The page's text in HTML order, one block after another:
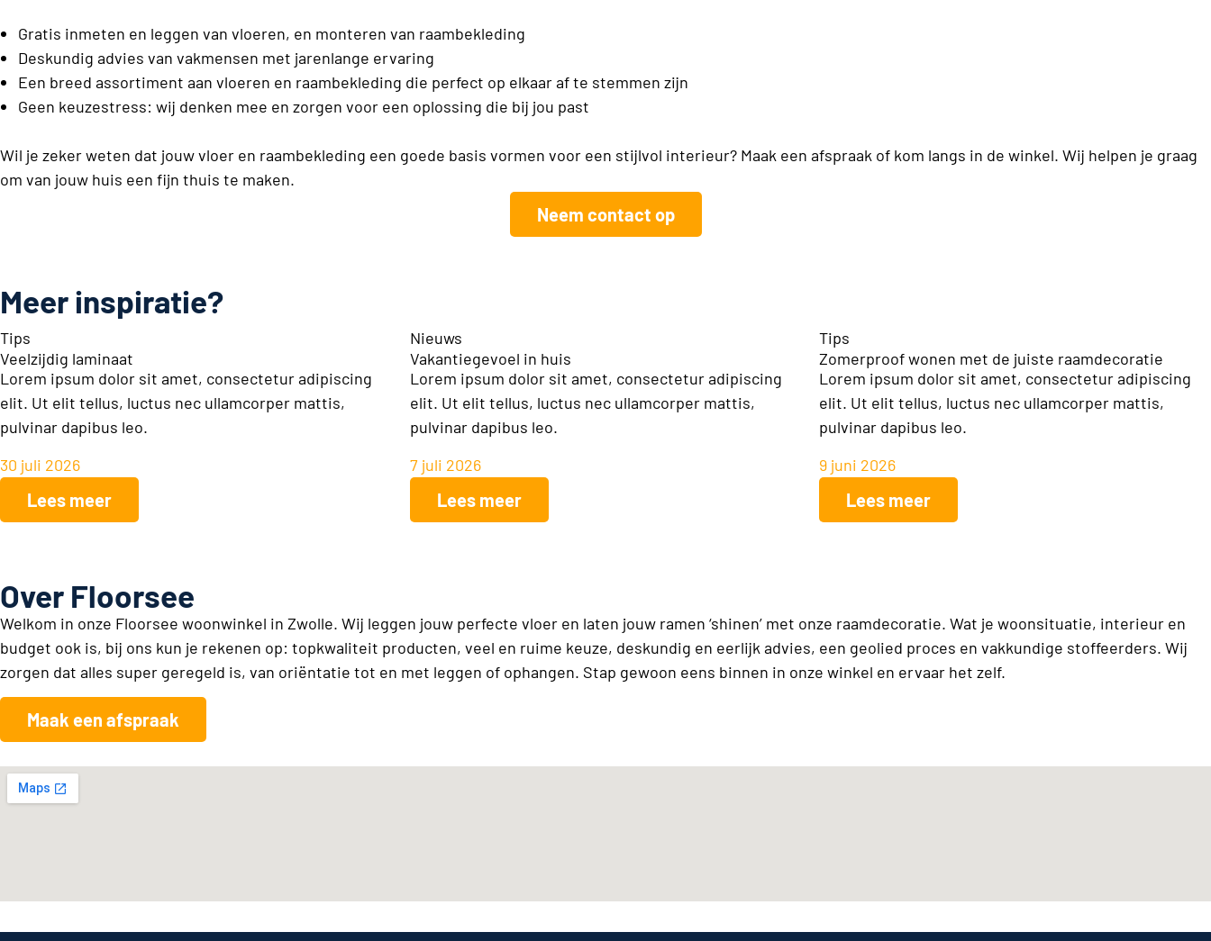
Gratis inmeten en leggen van vloeren, en monteren van raambekleding
Deskundig advies van vakmensen met jarenlange ervaring
Een breed assortiment aan vloeren en raambekleding die perfect op elkaar af te stemmen zijn
Geen keuzestress: wij denken mee en zorgen voor een oplossing die bij jou past
Wil je zeker weten dat jouw vloer en raambekleding een goede basis vormen voor een stijlvol interieur? Maak een afspraak of kom langs in de winkel. Wij helpen je graag
om van jouw huis een fijn thuis te maken.
Neem contact op
Meer inspiratie?
Tips
Veelzijdig laminaat
Lorem ipsum dolor sit amet, consectetur adipiscing
elit. Ut elit tellus, luctus nec ullamcorper mattis,
pulvinar dapibus leo.
30 juli 2026
Lees meer
Nieuws
Vakantiegevoel in huis
Lorem ipsum dolor sit amet, consectetur adipiscing
elit. Ut elit tellus, luctus nec ullamcorper mattis,
pulvinar dapibus leo.
7 juli 2026
Lees meer
Tips
Zomerproof wonen met de juiste raamdecoratie
Lorem ipsum dolor sit amet, consectetur adipiscing
elit. Ut elit tellus, luctus nec ullamcorper mattis,
pulvinar dapibus leo.
9 juni 2026
Lees meer
Over Floorsee
Welkom in onze Floorsee woonwinkel in Zwolle. Wij leggen jouw perfecte vloer en laten jouw ramen ‘shinen’ met onze raamdecoratie. Wat je woonsituatie, interieur en
budget ook is, bij ons kun je rekenen op: topkwaliteit producten, veel en ruime keuze, deskundig en eerlijk advies, een geolied proces en vakkundige stoffeerders. Wij
zorgen dat alles super geregeld is, van oriëntatie tot en met leggen of ophangen. Stap gewoon eens binnen in onze winkel en ervaar het zelf.
Maak een afspraak